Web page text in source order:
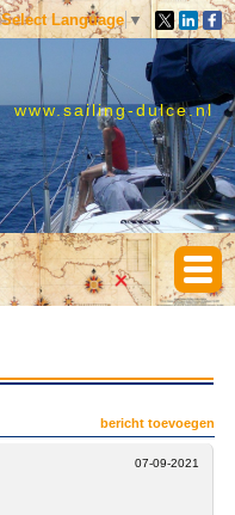
Select Language ▼
www.sailing-dulce.nl
bericht toevoegen
07-09-2021